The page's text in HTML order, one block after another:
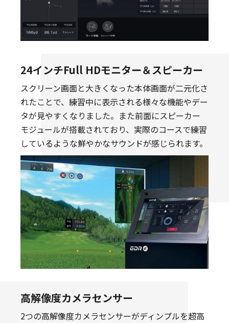
24インチFull HDモニター＆スピーカー
スクリーン画面と大きくなった本体画面が二元化さ
れたことで、練習中に表示される様々な機能やデー
タが見やすくなりました。また前面にスピーカー
モジュールが搭載されており、実際のコースで練習
しているような鮮やかなサウンドが感じられます。
高解像度カメラセンサー
2つの高解像度カメラセンサーがディンプルを超高